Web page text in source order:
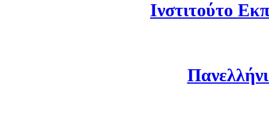
Ινστιτούτο